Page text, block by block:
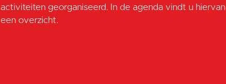
activiteiten georganiseerd. In de agenda vindt u hiervan
een overzicht.